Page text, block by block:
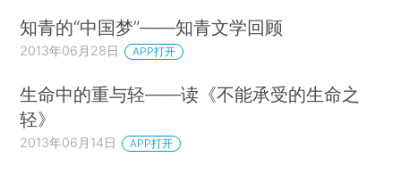
知青的“中国梦”——知青文学回顾
2013年06月28日 APP打开
生命中的重与轻——读《不能承受的生命之
轻》
2013年06月14日 APP打开